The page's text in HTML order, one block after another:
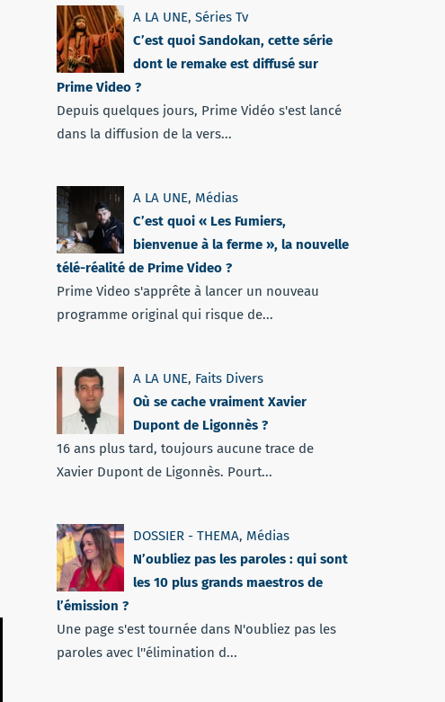
A LA UNE, Séries Tv
C’est quoi Sandokan, cette série
dont le remake est diffusé sur
Prime Video ?
Depuis quelques jours, Prime Vidéo s'est lancé
dans la diffusion de la vers...
A LA UNE, Médias
C’est quoi « Les Fumiers,
bienvenue à la ferme », la nouvelle
télé-réalité de Prime Video ?
Prime Video s'apprête à lancer un nouveau
programme original qui risque de...
A LA UNE, Faits Divers
Où se cache vraiment Xavier
Dupont de Ligonnès ?
16 ans plus tard, toujours aucune trace de
Xavier Dupont de Ligonnès. Pourt...
DOSSIER - THEMA, Médias
N’oubliez pas les paroles : qui sont
les 10 plus grands maestros de
l’émission ?
Une page s'est tournée dans N'oubliez pas les
paroles avec l''élimination d...